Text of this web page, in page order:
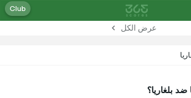
Club
عرض الكل
ضد بلغاريا؟